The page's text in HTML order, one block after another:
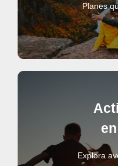
Planes
Explora